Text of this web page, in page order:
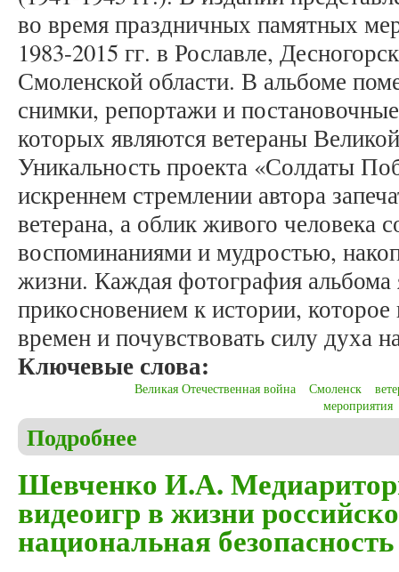
во время праздничных памятных
1983-2015 гг. в Рославле,
Смоленской области. В альбоме
снимки, репортажи и
которых являются ветераны
Уникальность проекта «Солдаты
искреннем стремлении автора
ветерана, а облик живого человека
воспоминаниями и мудростью,
жизни. Каждая фотография
прикосновением к истории,
времен и почувствовать силу духа
Ключевые слова:
Великая Отечественная война Смоленск
мероприятия
Подробнее
Шевченко И.А.
видеоигр в жизни
национальная